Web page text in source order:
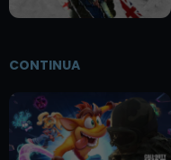
CONTINUA